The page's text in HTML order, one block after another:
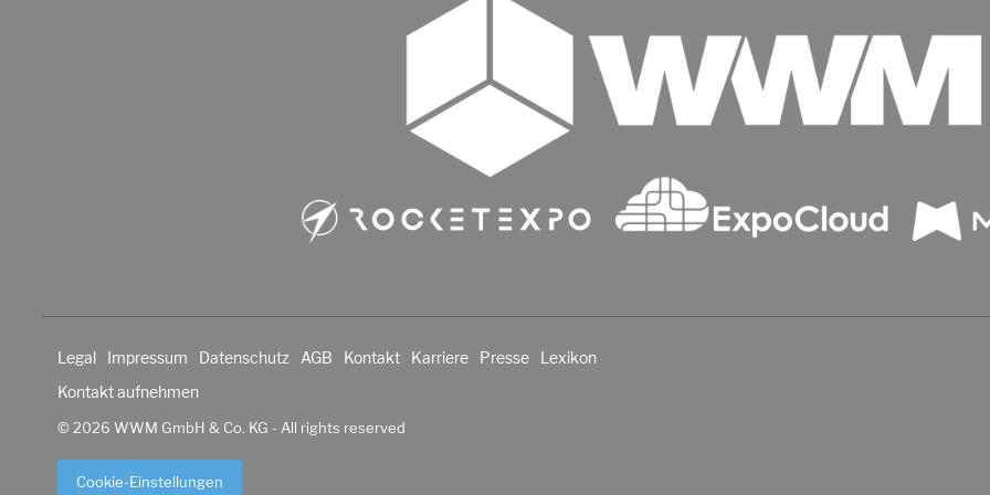
Legal Impressum Datenschutz AGB Kontakt Karriere Presse
Lexikon
Kontakt aufnehmen
© 2026 WWM GmbH & Co. KG - All rights reserved
Cookie-Einstellungen